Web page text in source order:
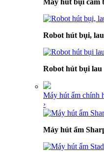
Máy hút bụi cầm
Robot hút bụi,
Robot hút bụi
Máy hút ẩm chính
›
Máy hút ẩm